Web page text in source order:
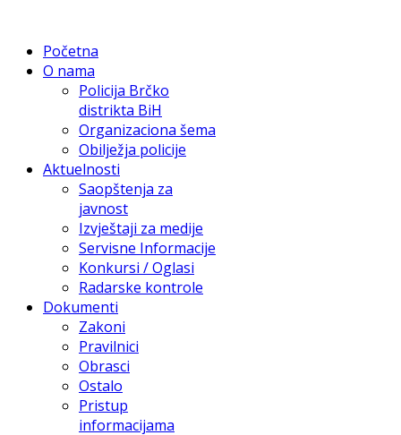
Početna
O nama
Policija Brčko
distrikta BiH
Organizaciona šema
Obilježja policije
Aktuelnosti
Saopštenja za
javnost
Izvještaji za medije
Servisne Informacije
Konkursi / Oglasi
Radarske kontrole
Dokumenti
Zakoni
Pravilnici
Obrasci
Ostalo
Pristup
informacijama